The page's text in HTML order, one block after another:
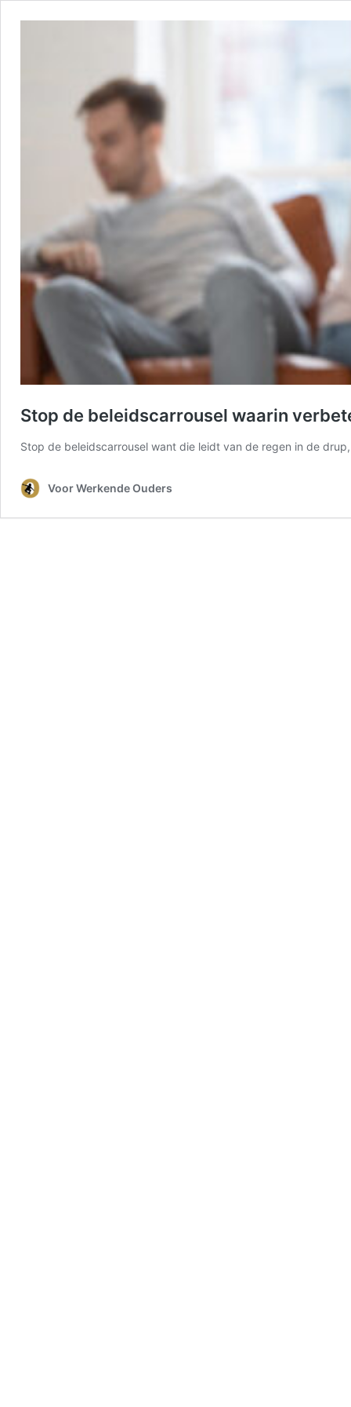
Stop de beleidscarrousel waarin
Stop de beleidscarrousel want die leidt van de regen in de
Voor Werkende Ouders